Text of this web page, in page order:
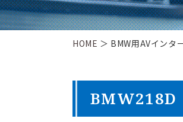
HOME ＞ BMW用AVイン
BMW218D